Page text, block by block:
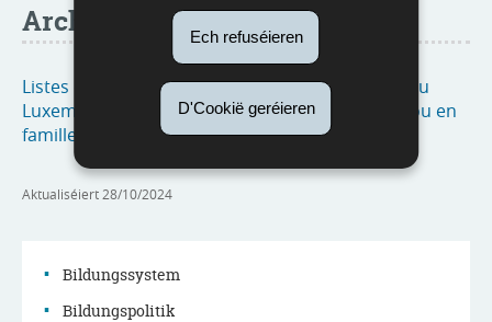
Ech refuséieren
D'Cookië geréieren
Archive
Listes des enfants et des jeunes adultes vivant au
Luxembourg accueillis ou placés en institution ou en
famille d’accueil
Aktualiséiert 28/10/2024
Bildungssystem
Bildungspolitik